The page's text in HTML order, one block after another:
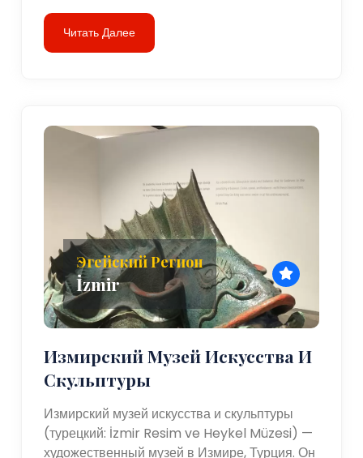
Читать Далее
Эгейский Регион
İzmir
Измирский Музей Искусства И
Скульптуры
Измирский музей искусства и скульптуры
(турецкий: İzmir Resim ve Heykel Müzesi) —
художественный музей в Измире, Турция. Он